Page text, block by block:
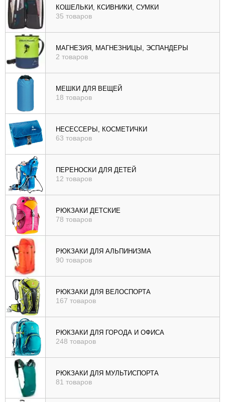
КОШЕЛЬКИ, КСИВНИКИ, СУМКИ
35 товаров
МАГНЕЗИЯ, МАГНЕЗНИЦЫ, ЭСПАНДЕРЫ
2 товаров
МЕШКИ ДЛЯ ВЕЩЕЙ
18 товаров
НЕСЕССЕРЫ, КОСМЕТИЧКИ
63 товаров
ПЕРЕНОСКИ ДЛЯ ДЕТЕЙ
12 товаров
РЮКЗАКИ ДЕТСКИЕ
78 товаров
РЮКЗАКИ ДЛЯ АЛЬПИНИЗМА
90 товаров
РЮКЗАКИ ДЛЯ ВЕЛОСПОРТА
167 товаров
РЮКЗАКИ ДЛЯ ГОРОДА И ОФИСА
248 товаров
РЮКЗАКИ ДЛЯ МУЛЬТИСПОРТА
81 товаров